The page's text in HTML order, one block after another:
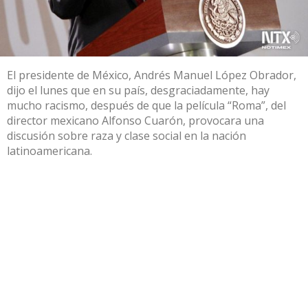
El presidente de México, Andrés Manuel López Obrador,
dijo el lunes que en su país, desgraciadamente, hay
mucho racismo, después de que la película “Roma”, del
director mexicano Alfonso Cuarón, provocara una
discusión sobre raza y clase social en la nación
latinoamericana.